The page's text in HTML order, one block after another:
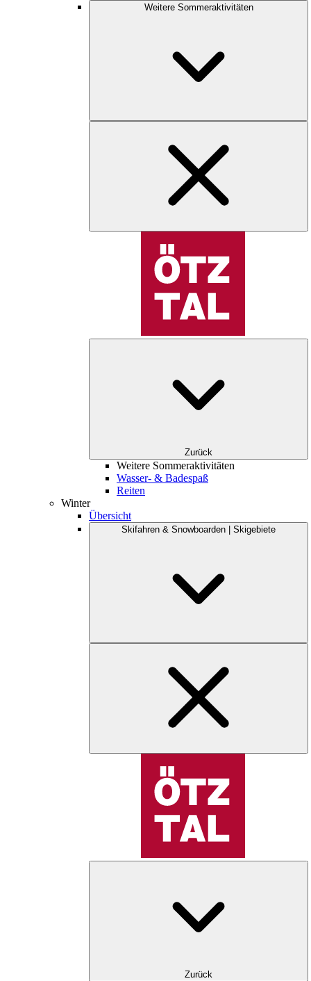
Weitere Sommeraktivitäten
Zurück
Weitere Sommeraktivitäten
Wasser- & Badespaß
Reiten
Winter
Übersicht
Skifahren & Snowboarden | Skigebiete
Zurück